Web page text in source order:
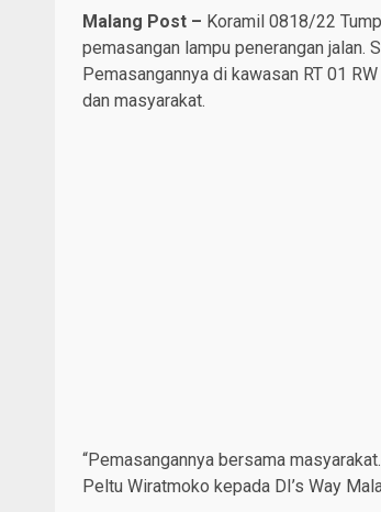
Malang Post – Koramil 0818/22
pemasangan lampu penerangan jalan.
Pemasangannya di kawasan RT 01
dan masyarakat.
“Pemasangannya bersama
Peltu Wiratmoko kepada DI’s Way